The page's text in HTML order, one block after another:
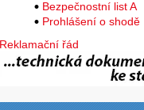
Bezpečnostní list A
Prohlášení o shodě
Reklamační řád